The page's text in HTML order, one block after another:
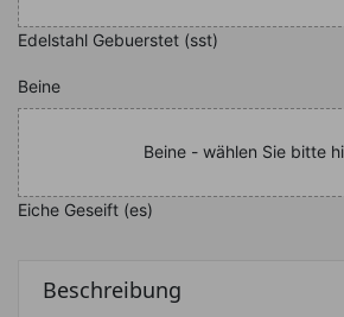
Edelstahl Gebuerstet (sst)
Nachfolgend können
Beine
Beine - wählen Sie bitte
Eiche Geseift (es)
Beschreibung